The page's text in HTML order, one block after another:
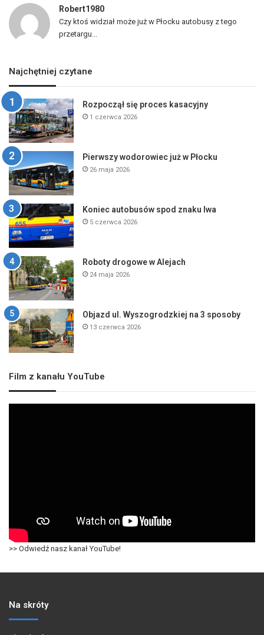
Robert1980
Czy ktoś widział może już w Płocku autobusy z tego
przetargu...
Najchętniej czytane
Rozpoczął się proces kasacyjny
1 czerwca 2026
Pierwszy wodorowiec już w Płocku
26 maja 2026
Koniec autobusów spod znaku lwa
5 czerwca 2026
Roboty drogowe w Alejach
24 maja 2026
Objazd ul. Wyszogrodzkiej na 3 sposoby
13 czerwca 2026
Film z kanału YouTube
>> Odwiedź nasz kanał YouTube!
Na skróty